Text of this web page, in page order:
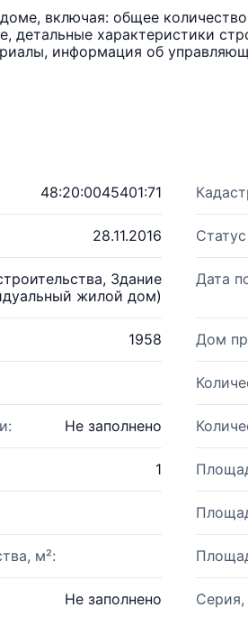
включая: общее
характеристики
информация об
48:20:0045401:71
28.11.2016
Здание
жилой дом)
Дата
1958 Дом
Не заполнено
1
м²:
Не заполнено Серия,